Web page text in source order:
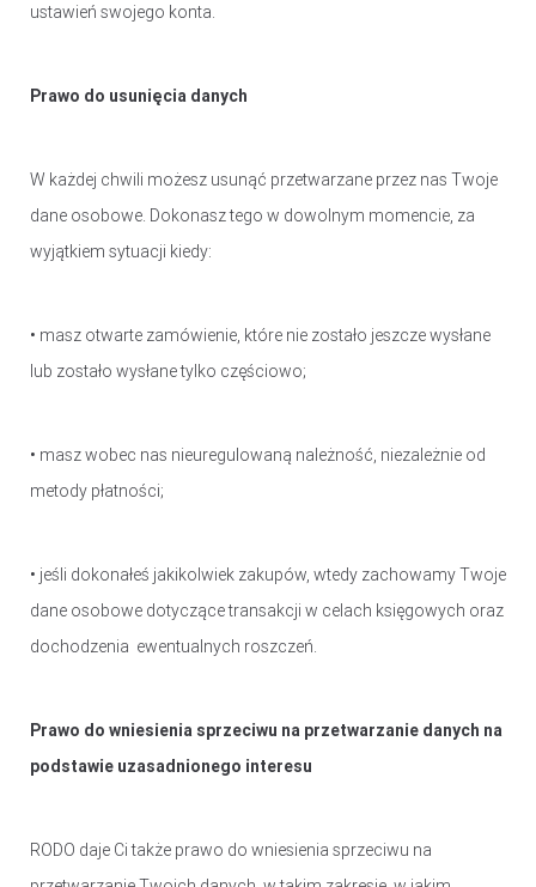
ustawień swojego konta.
Prawo do usunięcia danych
W każdej chwili możesz usunąć przetwarzane przez nas Twoje
dane osobowe. Dokonasz tego w dowolnym momencie, za
wyjątkiem sytuacji kiedy:
• masz otwarte zamówienie, które nie zostało jeszcze wysłane
lub zostało wysłane tylko częściowo;
• masz wobec nas nieuregulowaną należność, niezależnie od
metody płatności;
• jeśli dokonałeś jakikolwiek zakupów, wtedy zachowamy Twoje
dane osobowe dotyczące transakcji w celach księgowych oraz
dochodzenia ewentualnych roszczeń.
Prawo do wniesienia sprzeciwu na przetwarzanie danych na
podstawie uzasadnionego interesu
RODO daje Ci także prawo do wniesienia sprzeciwu na